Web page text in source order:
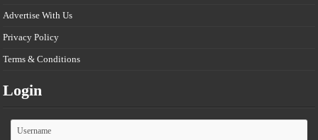
Advertise With Us
Privacy Policy
Terms & Conditions
Login